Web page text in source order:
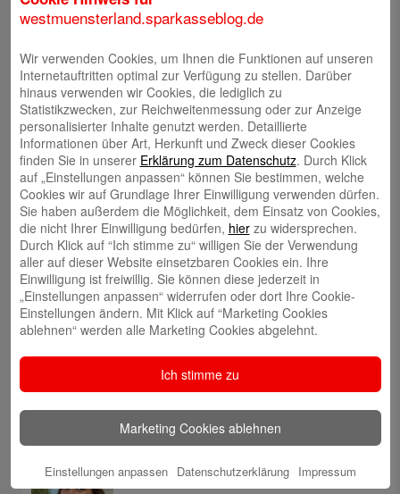
E-Mail an Kundenberatung
Rückruf durch Kundenberatung
Filiale finden
Meinung mitteilen
E-Mail an Blog-Redaktion
Bericht an die Gesellschaft
Autoren
Tatjana Thüner
westmuensterland.sparkasseblog.de
Wir verwenden Cookies, um Ihnen die Funktionen auf unseren
Internetauftritten optimal zur Verfügung zu stellen. Darüber
hinaus verwenden wir Cookies, die lediglich zu
Statistikzwecken, zur Reichweitenmessung oder zur Anzeige
personalisierter Inhalte genutzt werden. Detaillierte
Informationen über Art, Herkunft und Zweck dieser Cookies
finden Sie in unserer Erklärung zum Datenschutz. Durch Klick
auf „Einstellungen anpassen“ können Sie bestimmen, welche
Cookies wir auf Grundlage Ihrer Einwilligung verwenden dürfen.
Sie haben außerdem die Möglichkeit, dem Einsatz von Cookies,
die nicht Ihrer Einwilligung bedürfen, hierzu widersprechen.
Durch Klick auf “Ich stimme zu“ willigen Sie der Verwendung
aller auf dieser Website einsetzbaren Cookies ein. Ihre
Einwilligung ist freiwillig. Sie können diese jederzeit in
„Einstellungen anpassen“ widerrufen oder dort Ihre Cookie-
Einstellungen ändern. Mit Klick auf “Marketing Cookies
ablehnen“ werden alle Marketing Cookies abgelehnt.
Ich stimme zu
Marketing Cookies ablehnen
Einstellungen anpassen Datenschutzerklärung Impressum